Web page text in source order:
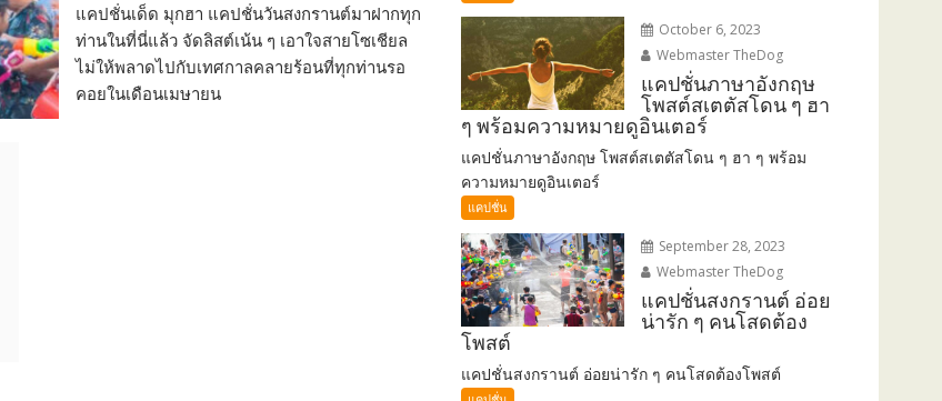
แคปชั่นเด็ด มุกฮา แคปชั่นวันสงกรานต์มาฝากทุก
ท่านในที่นี่แล้ว จัดลิสต์เน้น ๆ เอาใจสายโซเชียล
ไม่ให้พลาดไปกับเทศกาลคลายร้อนที่ทุกท่านรอ
คอยในเดือนเมษายน
October 6, 2023
Webmaster TheDog
แคปชั่นภาษาอังกฤษ
โพสต์สเตตัสโดน ๆ ฮา
ๆ พร้อมความหมายดูอินเตอร์
แคปชั่นภาษาอังกฤษ โพสต์สเตตัสโดน ๆ ฮา ๆ พร้อม
ความหมายดูอินเตอร์
แคปชั่น
September 28, 2023
Webmaster TheDog
แคปชั่นสงกรานต์ อ่อย
น่ารัก ๆ คนโสดต้อง
โพสต์
แคปชั่นสงกรานต์ อ่อยน่ารัก ๆ คนโสดต้องโพสต์